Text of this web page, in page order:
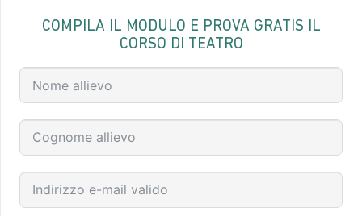
COMPILA IL MODULO E PROVA GRATIS IL
CORSO DI TEATRO